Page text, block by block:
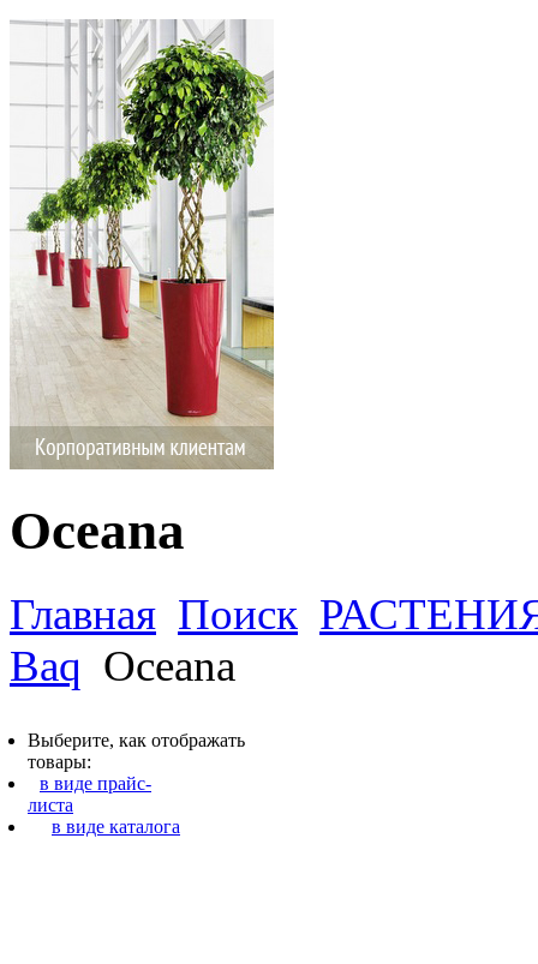
Oceana
Главная Поиск
Baq Oceana
Выберите, как отображать
товары:
в виде прайс-
листа
в виде каталога